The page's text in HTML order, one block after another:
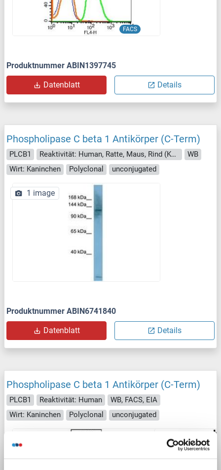
FACS
Produktnummer ABIN1397745
Datenblatt Details
Phospholipase C beta 1 Antikörper (C-Term)
PLCB1 Reaktivität: Human, Ratte, Maus, Rind (Kuh), Hund, Meerschweinchen, Kaninchen, Schwein, Affe, Xenopus laevis
WB
Wirt: Kaninchen
Polyclonal unconjugated
1 image
Produktnummer ABIN6741840
Datenblatt Details
Phospholipase C beta 1 Antikörper (C-Term)
PLCB1 Reaktivität: Human
WB, FACS, EIA
Wirt: Kaninchen
Polyclonal unconjugated